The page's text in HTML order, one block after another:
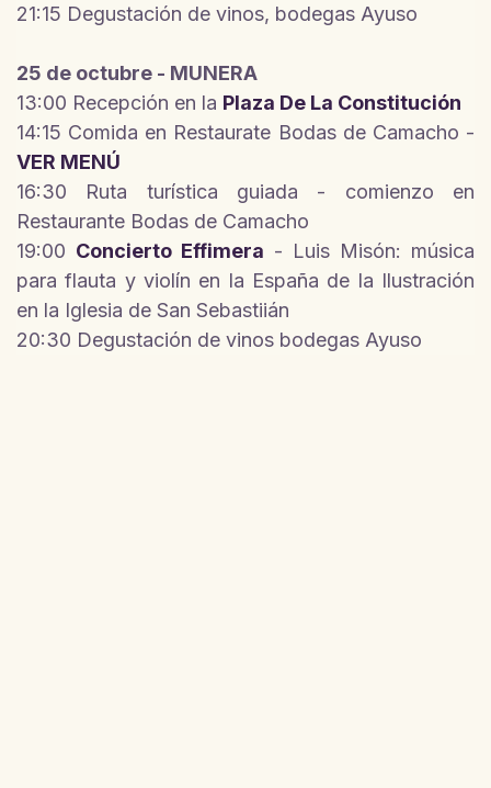
21:15 Degustación de vinos, bodegas Ayuso
25 de octubre - MUNERA
13:00 Recepción en la Plaza De La Constitución
14:15 Comida en Restaurate Bodas de Camacho -
VER MENÚ
16:30 Ruta turística guiada - comienzo en
Restaurante Bodas de Camacho
19:00 Concierto Effimera - Luis Misón: música
para flauta y violín en la España de la Ilustración
en la Iglesia de San Sebastiián
20:30 Degustación de vinos bodegas Ayuso